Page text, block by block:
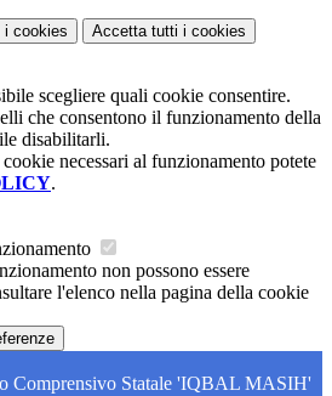
i cookies Accetta tutti i cookies
scegliere quali cookie consentire.
che consentono il funzionamento della
disabilitarli.
necessari al funzionamento potete
.
non possono essere
l'elenco nella pagina della cookie
Comprensivo Statale 'IQBAL MASIH'